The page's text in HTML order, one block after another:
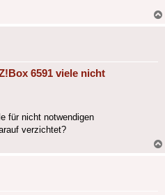
6591 viele nicht
für nicht notwendigen
verzichtet?